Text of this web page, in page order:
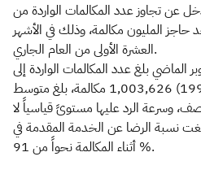
عن تجاوز عدد المكالمات الواردة من
حاجز المليون مكالمة، وذلك في الأشهر
العشرة الأولى من العام الجاري.
الماضي بلغ عدد المكالمات الواردة إلى
مركز الاتصال الموحد (19993) 1,003,626 مكالمة، بلغ متوسط
وسرعة الرد عليها مستوىً قياسياً لا
نسبة الرضا عن الخدمة المقدمة في
أثناء المكالمة نحواً من 91 %.